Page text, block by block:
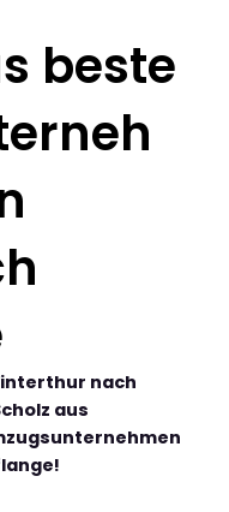
beste
nach
aus